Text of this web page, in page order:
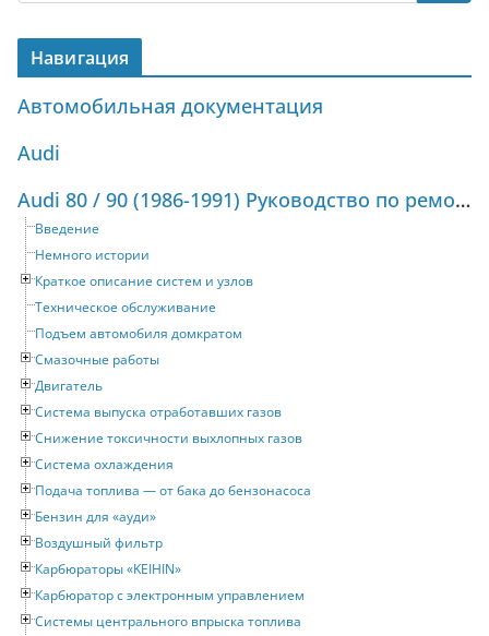
Навигация
Автомобильная документация
Audi
Audi 80 / 90 (1986-1991) Руководство по ремонту и техническому обслуживанию
Введение
Немного истории
Краткое описание систем и узлов
Техническое обслуживание
Подъем автомобиля домкратом
Смазочные работы
Двигатель
Система выпуска отработавших газов
Снижение токсичности выхлопных газов
Система охлаждения
Подача топлива — от бака до бензонасоса
Бензин для «ауди»
Воздушный фильтр
Карбюраторы «KEIHIN»
Карбюратор с электронным управлением
Системы центрального впрыска топлива